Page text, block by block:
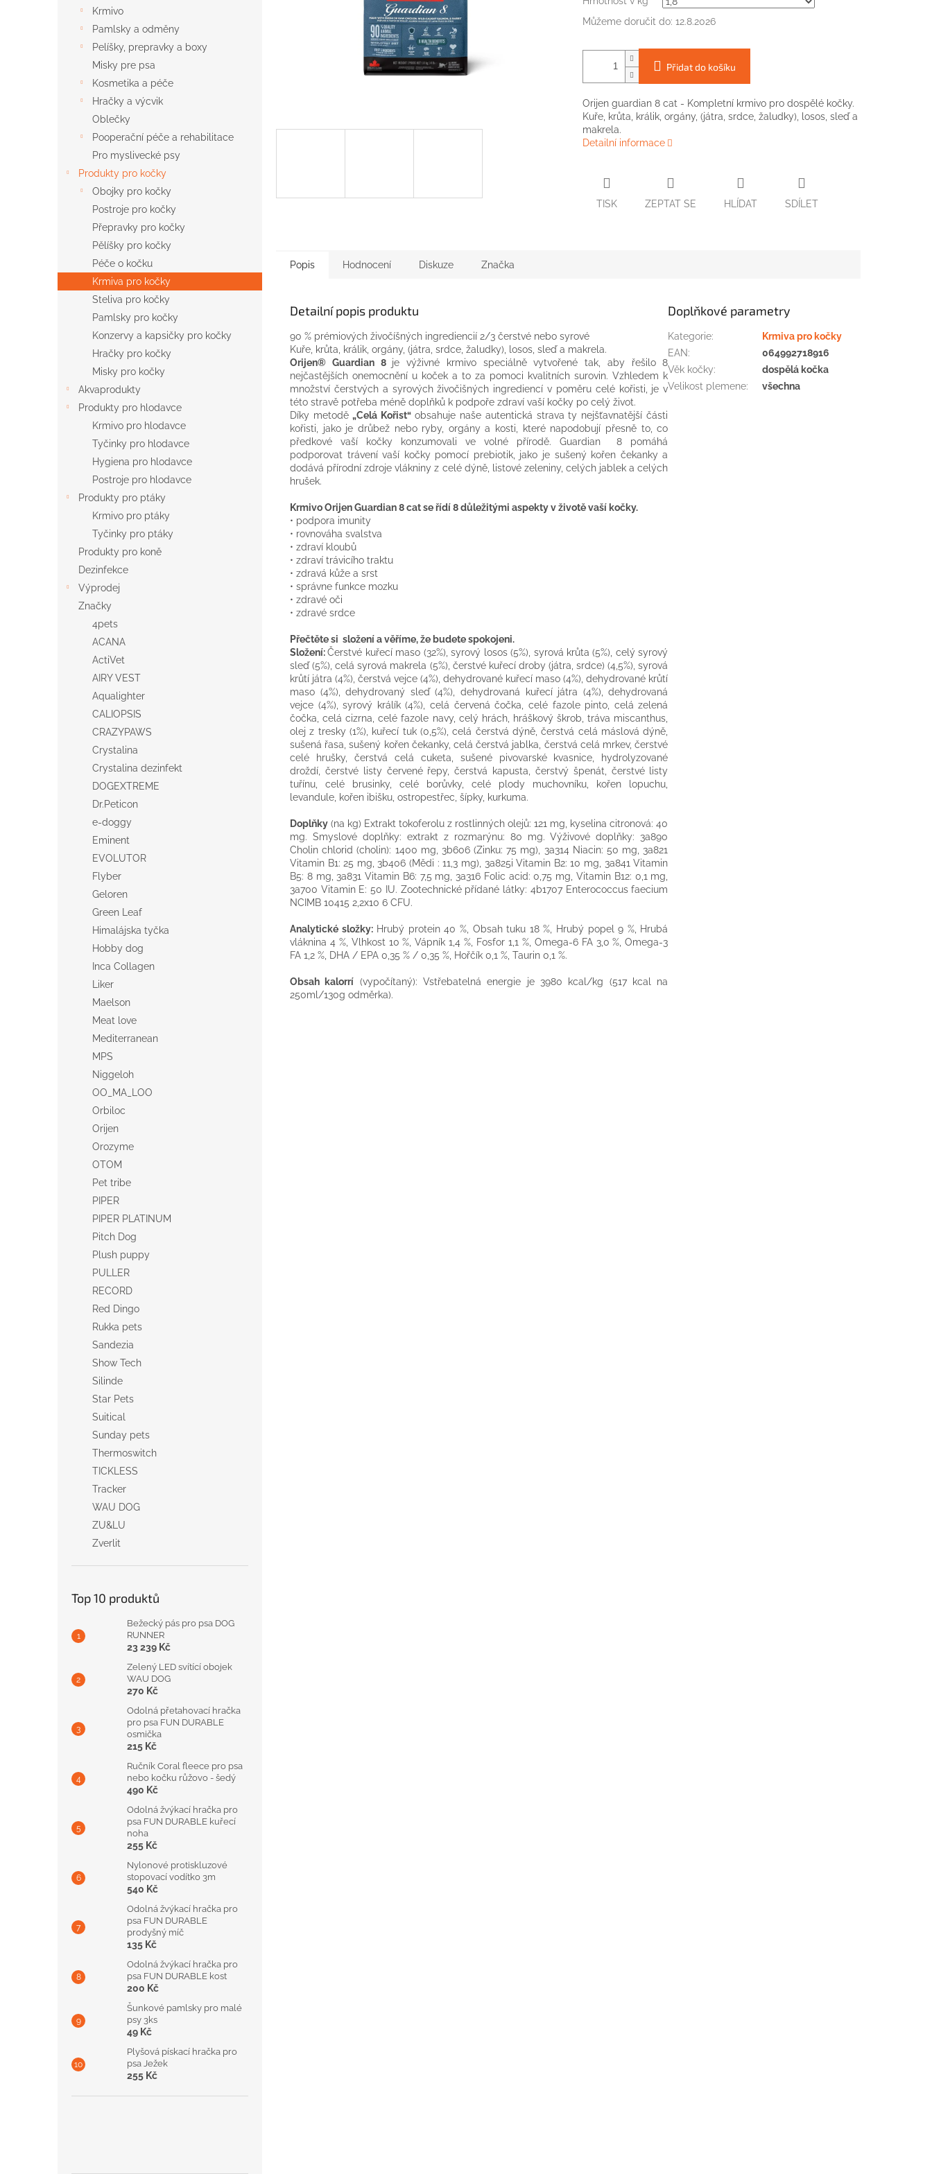
Krmivo
Pamlsky a odměny
Pelíšky, prepravky a boxy
Misky pre psa
Kosmetika a péče
Hračky a výcvik
Oblečky
Pooperační péče a rehabilitace
Pro myslivecké psy
Produkty pro kočky
Obojky pro kočky
Postroje pro kočky
Přepravky pro kočky
Pělíšky pro kočky
Péče o kočku
Krmiva pro kočky
Steliva pro kočky
Pamlsky pro kočky
Konzervy a kapsičky pro kočky
Hračky pro kočky
Misky pro kočky
Akvaprodukty
Produkty pro hlodavce
Krmivo pro hlodavce
Tyčinky pro hlodavce
Hygiena pro hlodavce
Postroje pro hlodavce
Produkty pro ptáky
Krmivo pro ptáky
Tyčinky pro ptáky
Produkty pro koně
Dezinfekce
Výprodej
Značky
4pets
ACANA
ActiVet
AIRY VEST
Aqualighter
CALIOPSIS
CRAZYPAWS
Crystalina
Crystalina dezinfekt
DOGEXTREME
Dr.Peticon
e-doggy
Eminent
EVOLUTOR
Flyber
Geloren
Green Leaf
Himalájska tyčka
Hobby dog
Inca Collagen
Liker
Maelson
Meat love
Mediterranean
MPS
Niggeloh
OO_MA_LOO
Orbiloc
Orijen
Orozyme
OTOM
Pet tribe
PIPER
PIPER PLATINUM
Pitch Dog
Plush puppy
PULLER
RECORD
Red Dingo
Rukka pets
Sandezia
Show Tech
Silinde
Star Pets
Suitical
Sunday pets
Thermoswitch
TICKLESS
Tracker
WAU DOG
ZU&LU
Zverlit
Top 10 produktů
Bežecký pás pro psa DOG
RUNNER
23 239 Kč
Zelený LED svítící obojek
WAU DOG
270 Kč
Odolná přetahovací hračka
pro psa FUN DURABLE
osmička
215 Kč
Ručník Coral fleece pro psa
nebo kočku růžovo - šedý
490 Kč
Odolná žvýkací hračka pro
psa FUN DURABLE kuřecí
noha
255 Kč
Nylonové protiskluzové
stopovací vodítko 3m
540 Kč
Odolná žvýkací hračka pro
psa FUN DURABLE
prodyšný míč
135 Kč
Odolná žvýkací hračka pro
psa FUN DURABLE kost
200 Kč
Šunkové pamlsky pro malé
psy 3ks
49 Kč
Plyšová pískací hračka pro
psa Ježek
255 Kč
Můžeme doručit do: 12.8.2026
Přidat do košíku
Orijen guardian 8 cat - Kompletní krmivo pro dospělé kočky.
Kuře, krůta, králik, orgány, (játra, srdce, žaludky), losos, sleď a
makrela.
Detailní informace
TISK ZEPTAT SE HLÍDAT SDÍLET
Popis Hodnocení Diskuze Značka
Detailní popis produktu
90 % prémiových živočíšných ingrediencií 2/3 čerstvé nebo syrové
Kuře, krůta, králik, orgány, (játra, srdce, žaludky), losos, sleď a makrela.
Orijen® Guardian 8 je výživné krmivo speciálně vytvořené tak, aby řešilo 8
nejčastějších onemocnění u koček a to za pomoci kvalitních surovin. Vzhledem k
množství čerstvých a syrových živočišných ingrediencí v poměru celé kořisti, je v
této stravě potřeba méně doplňků k podpoře zdraví vaší kočky po celý život.
Díky metodě„Celá Kořist“ obsahuje naše autentická strava ty nejšťavnatější části
kořisti, jako je drůbež nebo ryby, orgány a kosti, které napodobují přesně to, co
předkové vaší kočky konzumovali ve volné přírodě. Guardian 8 pomáhá
podporovat trávení vaší kočky pomocí prebiotik, jako je sušený kořen čekanky a
dodává přírodní zdroje vlákniny z celé dýně, listové zeleniny, celých jablek a celých
hrušek.
Krmivo Orijen Guardian 8 cat se řídí 8 důležitými aspekty v životě vaší kočky.
• podpora imunity
• rovnováha svalstva
• zdraví kloubů
• zdraví trávicího traktu
• zdravá kůže a srst
• správne funkce mozku
• zdravé oči
• zdravé srdce
Přečtěte si složení a věříme, že budete spokojeni.
Složení:Čerstvé kuřecí maso (32%), syrový losos (5%), syrová krůta (5%), celý syrový
sleď (5%), celá syrová makrela (5%), čerstvé kuřecí droby (játra, srdce) (4,5%), syrová
krůtí játra (4%), čerstvá vejce (4%), dehydrované kuřecí maso (4%), dehydrované krůtí
maso (4%), dehydrovaný sleď (4%), dehydrovaná kuřecí játra (4%), dehydrovaná
vejce (4%), syrový králík (4%), celá červená čočka, celé fazole pinto, celá zelená
čočka, celá cizrna, celé fazole navy, celý hrách, hráškový škrob, tráva miscanthus,
olej z tresky (1%), kuřecí tuk (0,5%), celá čerstvá dýně, čerstvá celá máslová dýně,
sušená řasa, sušený kořen čekanky, celá čerstvá jablka, čerstvá celá mrkev, čerstvé
celé hrušky, čerstvá celá cuketa, sušené pivovarské kvasnice, hydrolyzované
droždí, čerstvé listy červené řepy, čerstvá kapusta, čerstvý špenát, čerstvé listy
tuřínu, celé brusinky, celé borůvky, celé plody muchovníku, kořen lopuchu,
levandule, kořen ibišku, ostropestřec, šípky, kurkuma.
Doplňky (na kg) Extrakt tokoferolu z rostlinných olejů: 121 mg, kyselina citronová: 40
mg. Smyslové doplňky: extrakt z rozmarýnu: 80 mg. Výživové doplňky: 3a890
Cholin chlorid (cholin): 1400 mg, 3b606 (Zinku: 75 mg), 3a314 Niacin: 50 mg, 3a821
Vitamin B1: 25 mg, 3b406 (Mědi : 11,3 mg), 3a825i Vitamin B2: 10 mg, 3a841 Vitamin
B5: 8 mg, 3a831 Vitamin B6: 7,5 mg, 3a316 Folic acid: 0,75 mg, Vitamin B12: 0,1 mg,
3a700 Vitamin E: 50 IU. Zootechnické přídané látky: 4b1707 Enterococcus faecium
NCIMB 10415 2,2x10 6 CFU.
Analytické složky:Hrubý protein 40 %, Obsah tuku 18 %, Hrubý popel 9 %, Hrubá
vláknina 4 %, Vlhkost 10 %, Vápník 1,4 %, Fosfor 1,1 %, Omega-6 FA 3,0 %, Omega-3
FA 1,2 %, DHA / EPA 0,35 % / 0,35 %, Hořčík 0,1 %, Taurin 0,1 %.
Obsah kalorrí (vypočítaný): Vstřebatelná energie je 3980 kcal/kg (517 kcal na
250ml/130g odměrka).
Doplňkové parametry
Kategorie:
Krmiva pro kočky
EAN:
064992718916
Věk kočky:
dospělá kočka
Velikost plemene: všechna